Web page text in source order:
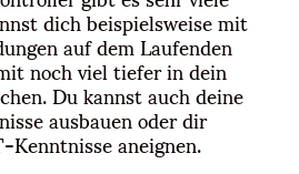
dich beispielsweise mit
auf dem Laufenden
noch viel tiefer in dein
Du kannst auch deine
ausbauen oder dir
aneignen.